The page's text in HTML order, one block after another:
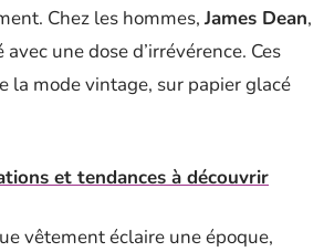
Chez les hommes,James Dean,
une dose d’irrévérence. Ces
la mode vintage, sur papier glacé
et tendances à découvrir
vêtement éclaire une époque,